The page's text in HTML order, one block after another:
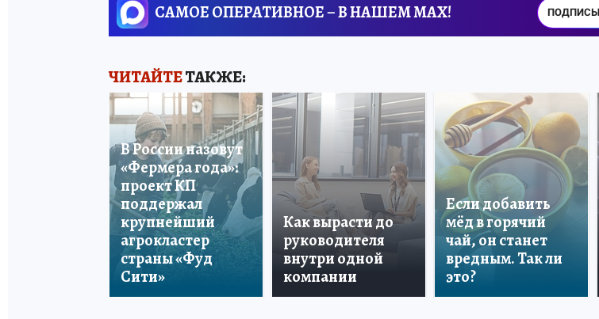
САМОЕ ОПЕРАТИВНОЕ – В НАШЕМ MAX!
ЧИТАЙТЕТАКЖЕ:
В России назовут
«Фермера года»:
проект КП
поддержал
крупнейший
агрокластер
страны «Фуд
Сити»
Как вырасти до
руководителя
внутри одной
компании
Если добавить
мёд в горячий
чай, он станет
вредным. Так ли
это?